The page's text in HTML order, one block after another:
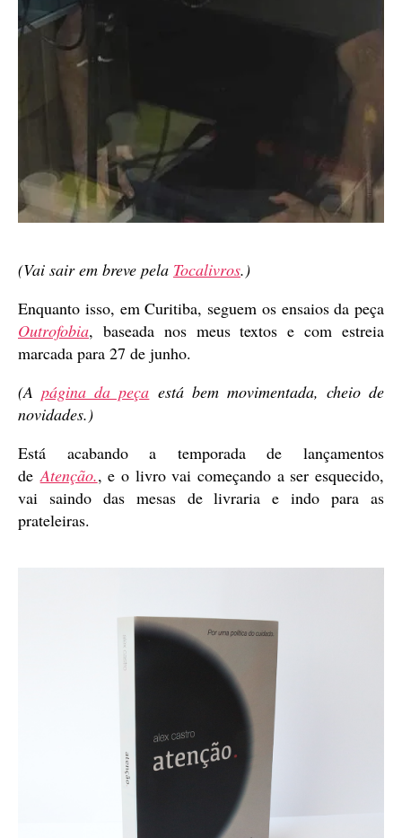
(Vai sair em breve pela Tocalivros.)
Enquanto isso, em Curitiba, seguem os ensaios da peça
Outrofobia, baseada nos meus textos e com estreia
marcada para 27 de junho.
(Apágina da peça está bem movimentada, cheio de
novidades.)
Está acabando a temporada de lançamentos
deAtenção., e o livro vai começando a ser esquecido,
vai saindo das mesas de livraria e indo para as
prateleiras.